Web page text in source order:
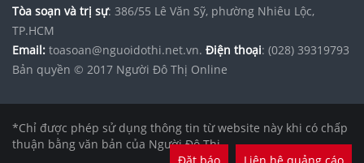
Tòa soạn và trị sự: 386/55 Lê Văn Sỹ, phường Nhiêu Lộc,
TP.HCM
Email: toasoan@nguoidothi.net.vn. Điện thoại: (028) 39319793
Bản quyền © 2017 Người Đô Thị Online
*Chỉ được phép sử dụng thông tin từ website này khi có chấp
thuận bằng văn bản của Người Đô Thị.
Đặt báo
Liên hệ quảng cáo